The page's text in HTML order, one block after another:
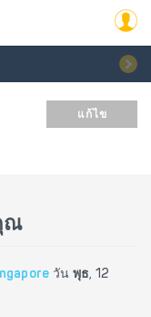
แก้ไข
ณ
วัน พุธ, 12